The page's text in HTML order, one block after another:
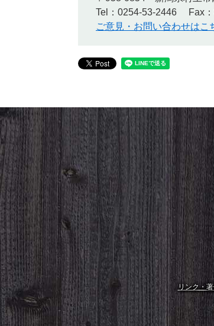
Tel：0254-53-2446
Fax
ご意見・お問い合わせはこ
リンク・